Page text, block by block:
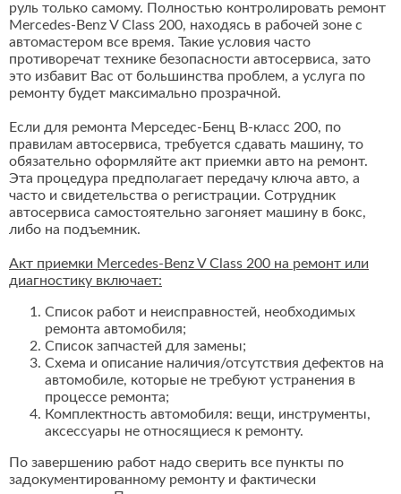
руль только самому. Полностью контролировать ремонт
Mercedes-Benz V Class 200, находясь в рабочей зоне с
автомастером все время. Такие условия часто
противоречат технике безопасности автосервиса, зато
это избавит Вас от большинства проблем, а услуга по
ремонту будет максимально прозрачной.
Если для ремонта Мерседес-Бенц В-класс 200, по
правилам автосервиса, требуется сдавать машину, то
обязательно оформляйте акт приемки авто на ремонт.
Эта процедура предполагает передачу ключа авто, а
часто и свидетельства о регистрации. Сотрудник
автосервиса самостоятельно загоняет машину в бокс,
либо на подъемник.
Акт приемки Mercedes-Benz V Class 200 на ремонт или
диагностику включает:
Список работ и неисправностей, необходимых
ремонта автомобиля;
Список запчастей для замены;
Схема и описание наличия/отсутствия дефектов на
автомобиле, которые не требуют устранения в
процессе ремонта;
Комплектность автомобиля: вещи, инструменты,
аксессуары не относящиеся к ремонту.
По завершению работ надо сверить все пункты по
задокументированному ремонту и фактически